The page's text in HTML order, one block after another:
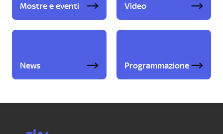
Mostre e eventi Video
News Programmazione